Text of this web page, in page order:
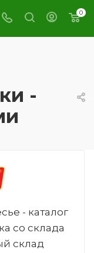
0
-
- каталог
со склада
склад